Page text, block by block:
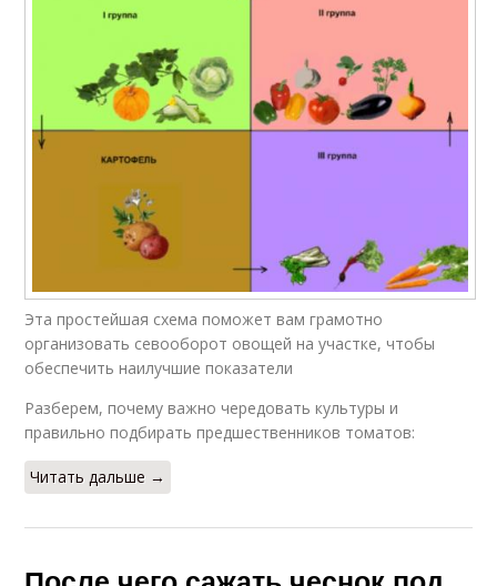
Эта простейшая схема поможет вам грамотно
организовать севооборот овощей на участке, чтобы
обеспечить наилучшие показатели
Разберем, почему важно чередовать культуры и
правильно подбирать предшественников томатов:
Читать дальше →